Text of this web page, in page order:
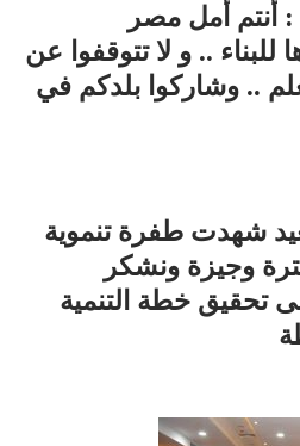
أنتم أمل مصر
.. و لا تتوقفوا عن
.. وشاركوا بلدكم في
شهدت طفرة تنموية
وجيزة ونشكر
تحقيق خطة التنمية